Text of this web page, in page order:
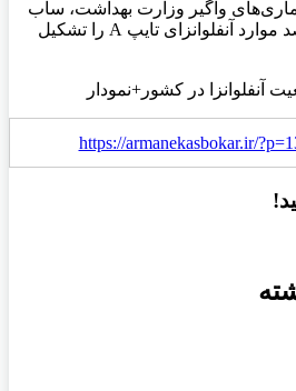
واگیر وزارت بهداشت، ساب
آنفلوانزای
تایپ A را تشکیل
https://armanekasbokar.ir/